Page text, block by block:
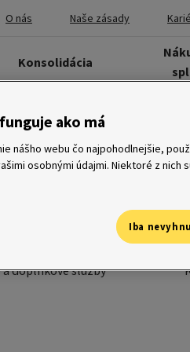
O nás Naše zásady
Konsolidácia
a karty
doplnkové služby
ako má
nášho webu čo najpohodlnejšie,
osobnými údajmi. Niektoré z nich
Iba